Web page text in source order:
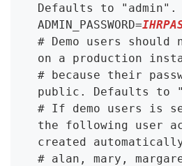
Defaults to "admin".
ADMIN_PASSWORD=
# Demo users should
on a production
# because their
public. Defaults to
# If demo users is
the following user
created
# alan, mary,